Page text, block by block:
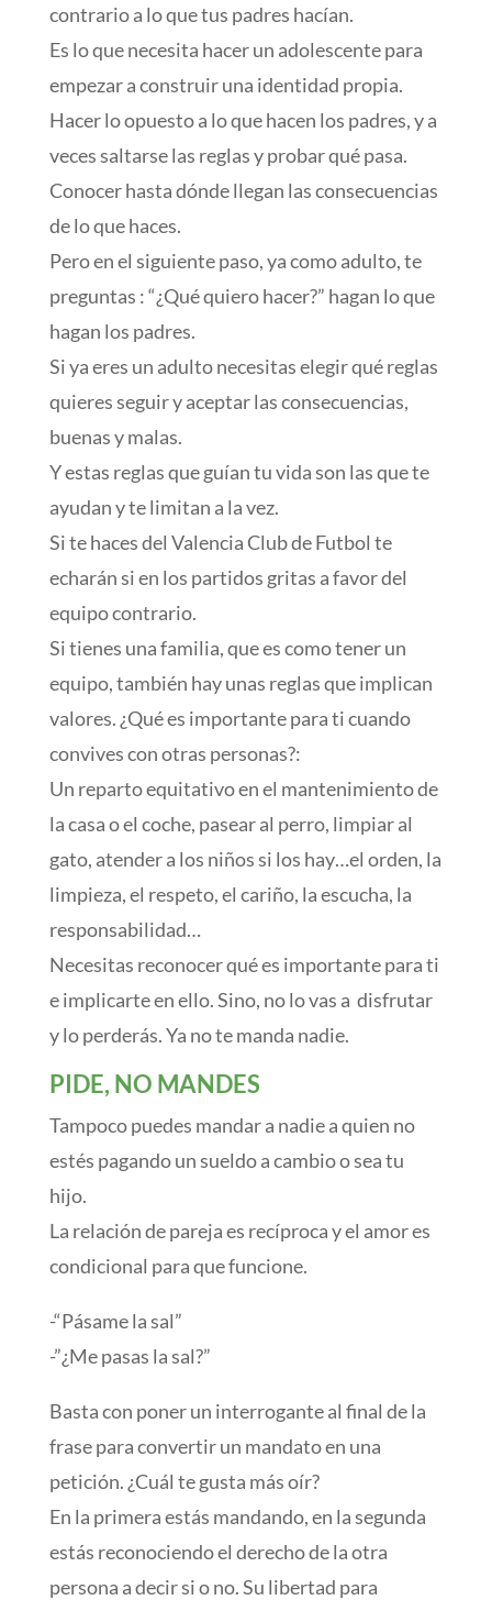
contrario a lo que tus padres hacían.
Es lo que necesita hacer un adolescente para
empezar a construir una identidad propia.
Hacer lo opuesto a lo que hacen los padres, y a
veces saltarse las reglas y probar qué pasa.
Conocer hasta dónde llegan las consecuencias
de lo que haces.
Pero en el siguiente paso, ya como adulto, te
preguntas : “¿Qué quiero hacer?” hagan lo que
hagan los padres.
Si ya eres un adulto necesitas elegir qué reglas
quieres seguir y aceptar las consecuencias,
buenas y malas.
Y estas reglas que guían tu vida son las que te
ayudan y te limitan a la vez.
Si te haces del Valencia Club de Futbol te
echarán si en los partidos gritas a favor del
equipo contrario.
Si tienes una familia, que es como tener un
equipo, también hay unas reglas que implican
valores. ¿Qué es importante para ti cuando
convives con otras personas?:
Un reparto equitativo en el mantenimiento de
la casa o el coche, pasear al perro, limpiar al
gato, atender a los niños si los hay…el orden, la
limpieza, el respeto, el cariño, la escucha, la
responsabilidad…
Necesitas reconocer qué es importante para ti
e implicarte en ello. Sino, no lo vas a disfrutar
y lo perderás. Ya no te manda nadie.
PIDE, NO MANDES
Tampoco puedes mandar a nadie a quien no
estés pagando un sueldo a cambio o sea tu
hijo.
La relación de pareja es recíproca y el amor es
condicional para que funcione.
-“Pásame la sal”
-”¿Me pasas la sal?”
Basta con poner un interrogante al final de la
frase para convertir un mandato en una
petición. ¿Cuál te gusta más oír?
En la primera estás mandando, en la segunda
estás reconociendo el derecho de la otra
persona a decir si o no. Su libertad para